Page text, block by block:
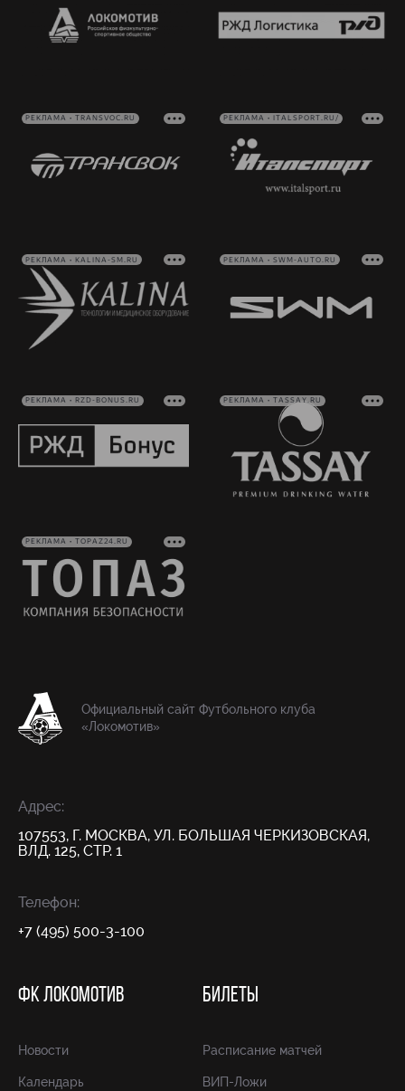
РЕКЛАМА • TRANSVOC.RU РЕКЛАМА • ITALSPORT.RU/
РЕКЛАМА • KALINA-SM.RU РЕКЛАМА • SWM-AUTO.RU
РЕКЛАМА • RZD-BONUS.RU РЕКЛАМА • TASSAY.RU
РЕКЛАМА • TOPAZ24.RU
Официальный сайт Футбольного клуба
«Локомотив»
Адрес:
107553, Г. МОСКВА, УЛ. БОЛЬШАЯ ЧЕРКИЗОВСКАЯ,
ВЛД. 125, СТР. 1
Телефон:
+7 (495) 500-3-100
ФК ЛОКОМОТИВ
Новости
Календарь
БИЛЕТЫ
Расписание матчей
ВИП-Ложи